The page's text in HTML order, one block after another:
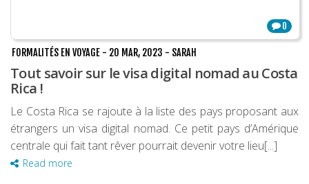
0
FORMALITÉS EN VOYAGE - 20 MAR, 2023 - SARAH
Tout savoir sur le visa digital nomad au Costa
Rica !
Le Costa Rica se rajoute à la liste des pays proposant aux
étrangers un visa digital nomad. Ce petit pays d’Amérique
centrale qui fait tant rêver pourrait devenir votre lieu[...]
Read more